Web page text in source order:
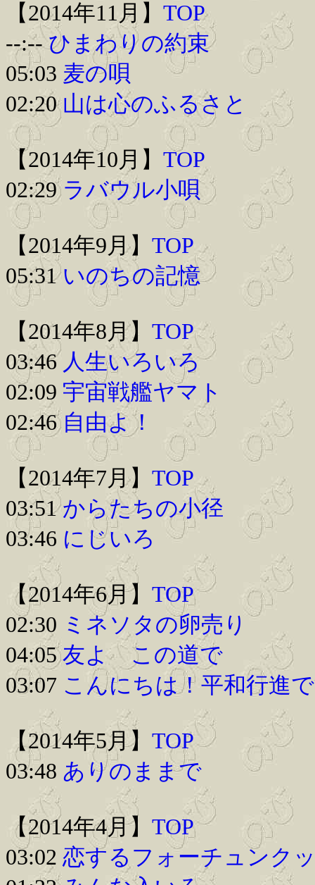
【2014年11月】 TOP
--:--ひまわりの約束
05:03 麦の唄
02:20山は心のふるさと
【2014年10月】 TOP
02:29ラバウル小唄
【2014年9月】 TOP
05:31いのちの記憶
【2014年8月】 TOP
03:46 人生いろいろ
02:09 宇宙戦艦ヤマト
02:46自由よ！
【2014年7月】 TOP
03:51からたちの小径
03:46 にじいろ
【2014年6月】 TOP
02:30 ミネソタの卵売り
04:05友よ この道で
03:07 こんにちは！平和行進
【2014年5月】 TOP
03:48 ありのままで
【2014年4月】 TOP
03:02 恋するフォーチュンク